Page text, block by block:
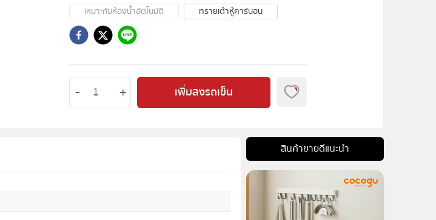
เหมาะกับห้องน้ำอัตโนมัติ
ทรายเต้าหู้คาร์บอน
เพิ่มลงรถเข็น
สินค้าขายดีแนะนำ